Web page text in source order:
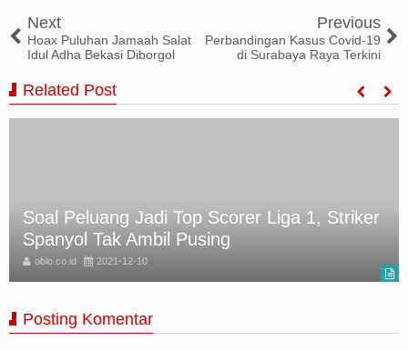
Next
Hoax Puluhan Jamaah Salat
Idul Adha Bekasi Diborgol
Previous
Perbandingan Kasus Covid-19
di Surabaya Raya Terkini
Related Post
Soal Peluang Jadi Top Scorer Liga 1, Striker
Spanyol Tak Ambil Pusing
oblo.co.id 2021-12-10
Posting Komentar